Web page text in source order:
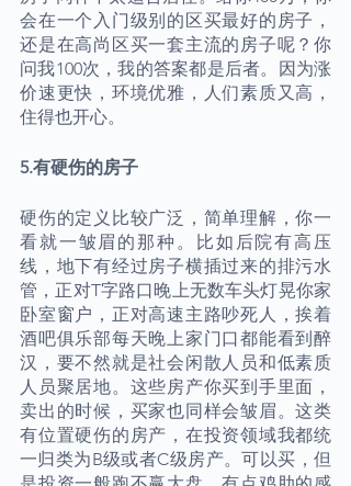
会在一个入门级别的区买最好的房子，
还是在高尚区买一套主流的房子呢？你
问我100次，我的答案都是后者。因为涨
价速更快，环境优雅，人们素质又高，
住得也开心。
5.有硬伤的房子
硬伤的定义比较广泛，简单理解，你一
看就一皱眉的那种。比如后院有高压
线，地下有经过房子横插过来的排污水
管，正对T字路口晚上无数车头灯晃你家
卧室窗户，正对高速主路吵死人，挨着
酒吧俱乐部每天晚上家门口都能看到醉
汉，要不然就是社会闲散人员和低素质
人员聚居地。这些房产你买到手里面，
卖出的时候，买家也同样会皱眉。这类
有位置硬伤的房产，在投资领域我都统
一归类为B级或者C级房产。可以买，但